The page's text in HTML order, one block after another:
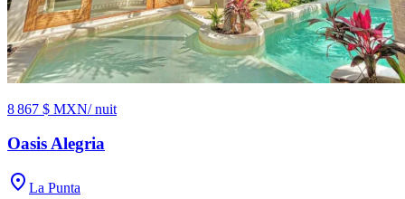
8 867 $ MXN/ nuit
Oasis Alegria
location_on La Punta